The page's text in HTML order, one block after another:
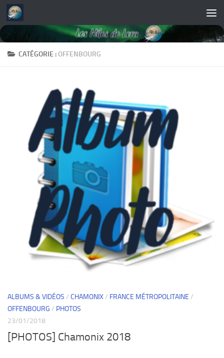
Skip to content
CATÉGORIE :OFFENBOURG
ALBUMS & VIDÉOS / CHAMONIX/ FRANCE MÉTROPOLITAINE /
OFFENBOURG / PHOTOS
23/01/2018
[PHOTOS] Chamonix 2018